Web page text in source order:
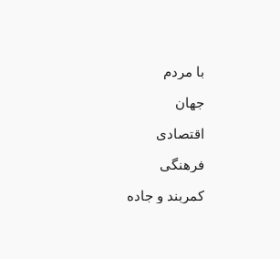
با مردم
جهان
اقتصادی
فرهنگی
کمربند و جاده